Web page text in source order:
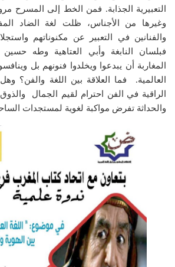
التعبيرية الجذابة. فمن الخط إلى المسرح
وغيرها من الأجناس، ظلت لغة الضاد
والفنانين في التعبير عن مكنوناتهم
فبلسان النابغة وأبي العتاهية وطه
المغاربة أن يبدعوا ويخلدوا فنونهم بل
العالمية. فما العلاقة بين اللغة والفن؟
الراقية في الفن احترام لقيم الجمال
والحداثة تفرض مواكبة لغوية لمستجدات